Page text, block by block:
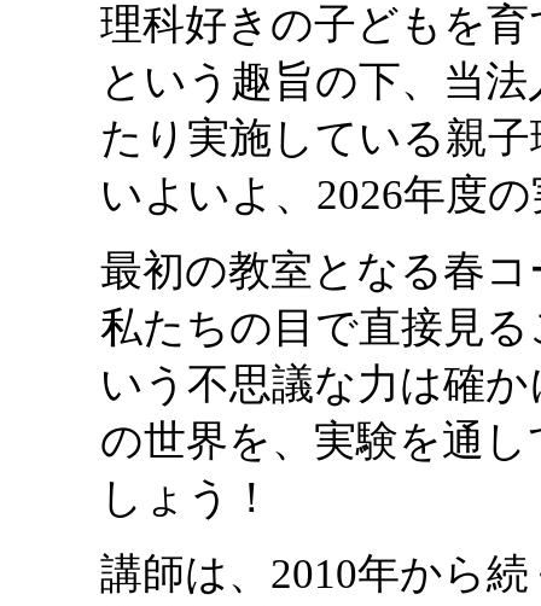
理科好きの子どもを
という趣旨の下、当
たり実施している親
いよいよ、2026年度
最初の教室となる春
私たちの目で直接見
いう不思議な力は確
の世界を、実験を通
しょう！
講師は、2010年から